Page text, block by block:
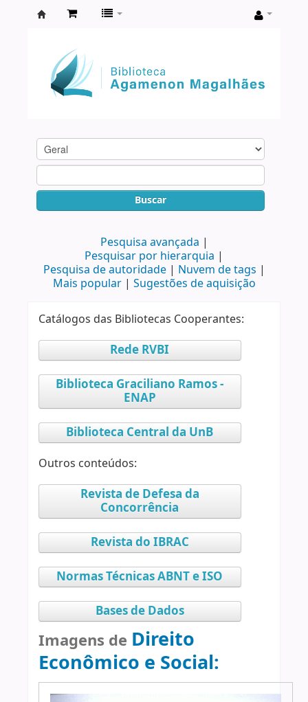
Agamenon
Magalhães
Buscar
Pesquisa avançada
Pesquisar por hierarquia
Pesquisa de autoridade
Nuvem de tags
Mais popular
Sugestões de aquisição
Catálogos das Bibliotecas Cooperantes:
Rede RVBI
Biblioteca Graciliano Ramos -
ENAP
Biblioteca Central da UnB
Outros conteúdos:
Revista de Defesa da
Concorrência
Revista do IBRAC
Normas Técnicas ABNT e ISO
Bases de Dados
Imagens de Direito
Econômico e Social: